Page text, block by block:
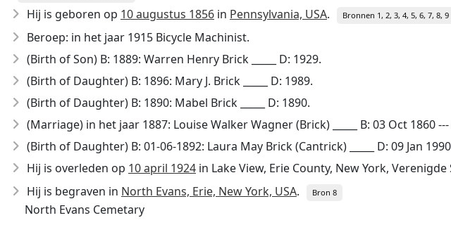
Hij is geboren op 10 augustus 1856 in Pennsylvania, USA. Bronnen 1, 2, 3, 4, 5, 6, 7, 8, 9
Beroep: in het jaar 1915 Bicycle Machinist.
(Birth of Son) B: 1889: Warren Henry Brick _____ D: 1929.
(Birth of Daughter) B: 1896: Mary J. Brick _____ D: 1989.
(Birth of Daughter) B: 1890: Mabel Brick _____ D: 1890.
(Marriage) in het jaar 1887: Louise Walker Wagner (Brick) _____ B: 03 Oct 1860 ---
(Birth of Daughter) B: 01-06-1892: Laura May Brick (Cantrick) _____ D: 09 Jan
Hij is overleden op 10 april 1924 in Lake View, Erie County, New York,
Hij is begraven in North Evans, Erie, New York, USA. Bron 8
North Evans Cemetary